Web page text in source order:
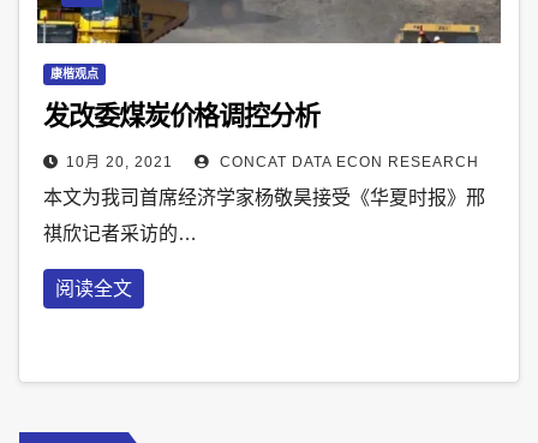
康楷观点
发改委煤炭价格调控分析
10月 20, 2021 CONCAT DATA ECON RESEARCH
本文为我司首席经济学家杨敬昊接受《华夏时报》邢
祺欣记者采访的…
阅读全文